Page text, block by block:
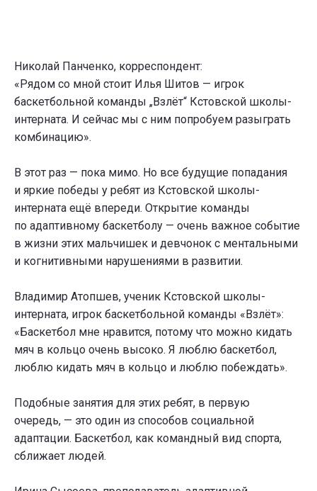
Николай Панченко, корреспондент:
«Рядом со мной стоит Илья Шитов — игрок
баскетбольной команды „Взлёт“ Кстовской школы-
интерната. И сейчас мы с ним попробуем разыграть
комбинацию».
В этот раз — пока мимо. Но все будущие попадания
и яркие победы у ребят из Кстовской школы-
интерната ещё впереди. Открытие команды
по адаптивному баскетболу — очень важное событие
в жизни этих мальчишек и девчонок с ментальными
и когнитивными нарушениями в развитии.
Владимир Атопшев, ученик Кстовской школы-
интерната, игрок баскетбольной команды «Взлёт»:
«Баскетбол мне нравится, потому что можно кидать
мяч в кольцо очень высоко. Я люблю баскетбол,
люблю кидать мяч в кольцо и люблю побеждать».
Подобные занятия для этих ребят, в первую
очередь, — это один из способов социальной
адаптации. Баскетбол, как командный вид спорта,
сближает людей.